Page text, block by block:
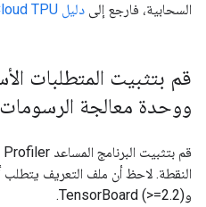
السحابية، فارجع إلى دليل Cloud TPU
قم بتثبيت المتطلبات
ووحدة معالجة الرسومات
وTensorBoard (>=2.2).